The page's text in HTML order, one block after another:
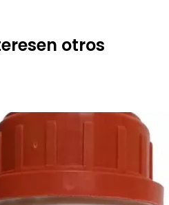
otros